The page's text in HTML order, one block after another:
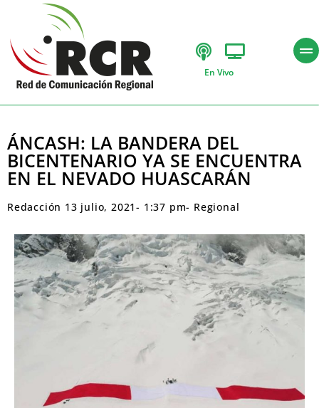
En Vivo
ÁNCASH: LA BANDERA DEL
BICENTENARIO YA SE ENCUENTRA
EN EL NEVADO HUASCARÁN
Redacción 13 julio, 2021- 1:37 pm- Regional